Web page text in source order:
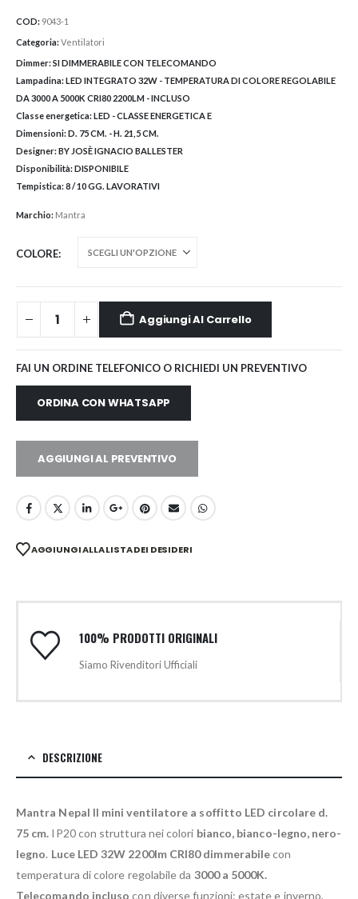
COD: 9043-1
Categoria:Ventilatori
Dimmer:SI DIMMERABILE CON TELECOMANDO
Lampadina:LED INTEGRATO 32W - TEMPERATURA DI COLORE REGOLABILE
DA 3000 A 5000K CRI80 2200LM - INCLUSO
Classe energetica:LED - CLASSE ENERGETICA E
Dimensioni:D. 75 CM. - H. 21,5 CM.
Designer:BY JOSÈ IGNACIO BALLESTER
Disponibilità:DISPONIBILE
Tempistica:8 / 10 GG. LAVORATIVI
Marchio: Mantra
COLORE
Aggiungi Al Carrello
FAI UN ORDINE TELEFONICO O RICHIEDI UN PREVENTIVO
ORDINA CON WHATSAPP
AGGIUNGI AL PREVENTIVO
AGGIUNGI ALLA LISTA DEI DESIDERI
100% PRODOTTI ORIGINALI
Siamo Rivenditori Ufficiali
DESCRIZIONE
Mantra Nepal II mini ventilatore a soffitto LED circolare d.
75 cm. IP20 con struttura nei colori bianco, bianco-legno, nero-
legno. Luce LED 32W 2200lm CRI80 dimmerabilecon
temperatura di colore regolabile da 3000 a 5000K.
Telecomando incluso con diverse funzioni: estate e inverno,